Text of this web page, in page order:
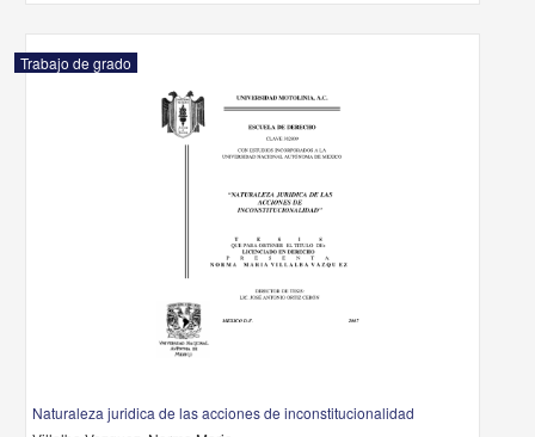
Trabajo de grado
Naturaleza juridica de las acciones de inconstitucionalidad